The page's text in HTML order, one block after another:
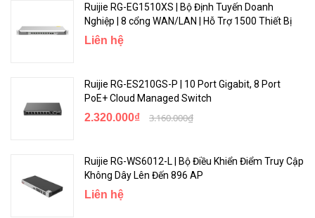
bộ định tuyến thông thường, tương thích với các modem cáp, cáp
quang và DSL.
Ruijie RG-EG1510XS | Bộ Định Tuyến Doanh
Nghiệp | 8 cổng WAN/LAN | Hỗ Trợ 1500 Thiết Bị
Liên hệ
Ruijie RG-ES210GS-P | 10 Port Gigabit, 8 Port
PoE+ Cloud Managed Switch
2.320.000₫ 3.160.000₫
Ruijie RG-WS6012-L | Bộ Điều Khiển Điểm Truy Cập
Không Dây Lên Đến 896 AP
Liên hệ